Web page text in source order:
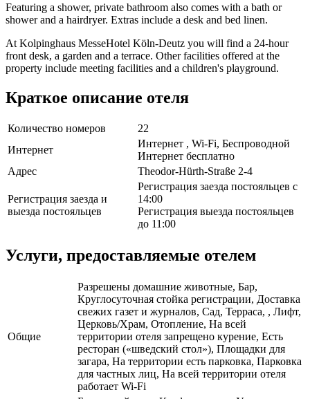
Featuring a shower, private bathroom also comes with a bath or
shower and a hairdryer. Extras include a desk and bed linen.
At Kolpinghaus MesseHotel Köln-Deutz you will find a 24-hour
front desk, a garden and a terrace. Other facilities offered at the
property include meeting facilities and a children's playground.
Краткое описание отеля
Количество номеров
22
Интернет
Интернет , Wi-Fi, Беспроводной
Интернет бесплатно
Адрес
Theodor-Hürth-Straße 2-4
Регистрация заезда и
выезда постояльцев
Регистрация заезда постояльцев с
14:00
Регистрация выезда постояльцев
до 11:00
Услуги, предоставляемые отелем
Общие
Разрешены домашние животные, Бар,
Круглосуточная стойка регистрации, Доставка
свежих газет и журналов, Сад, Терраса, , Лифт,
Церковь/Храм, Отопление, На всей
территории отеля запрещено курение, Есть
ресторан («шведский стол»), Площадки для
загара, На территории есть парковка, Парковка
для частных лиц, На всей территории отеля
работает Wi-Fi